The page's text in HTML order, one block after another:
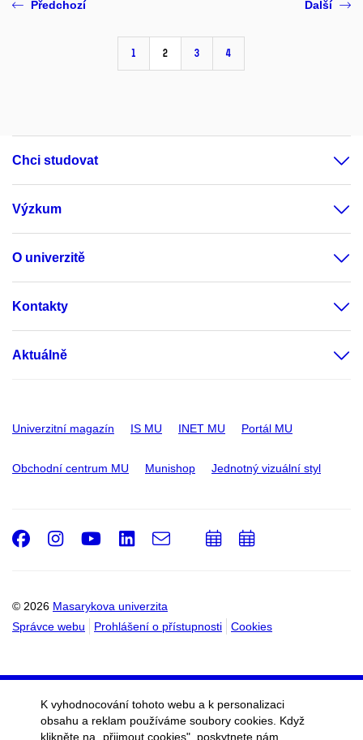
Předchozí
1 2 3 4
Další
Chci studovat
Výzkum
O univerzitě
Kontakty
Aktuálně
Univerzitní magazín IS MU INET MU Portál MU
Obchodní centrum MU Munishop Jednotný vizuální styl
© 2026 Masarykova univerzita
Správce webu
Prohlášení o přístupnosti Cookies
Facebook
Instagram
Youtube
LinkedIn
e-
Email
PřidatPřidat
K vyhodnocování tohoto webu a k personalizaci
obsahu a reklam používáme soubory cookies. Když
klikněte na „přijmout cookies", poskytnete nám